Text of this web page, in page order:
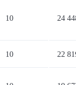
10 24
10 22